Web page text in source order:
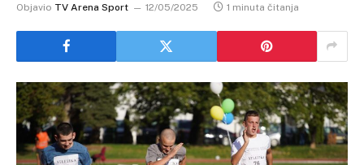
Objavio TV Arena Sport 12/05/2025 1 minuta čitanja